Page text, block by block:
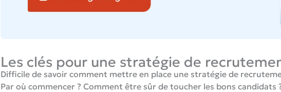
Les clés pour une stratégie de
Difficile de savoir comment mettre en place une stratégie de
Par où commencer ? Comment être sûr de toucher les bons